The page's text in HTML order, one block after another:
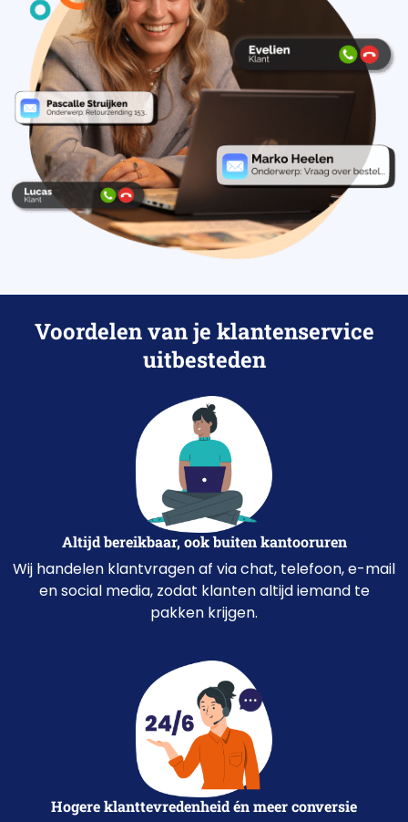
Voordelen van je klantenservice
uitbesteden
Altijd bereikbaar, ook buiten kantooruren
Wij handelen klantvragen af via chat, telefoon, e-mail
ensocialmedia, zodat klanten altijd iemand te
pakken krijgen.
Hogere klanttevredenheid én meer conversie